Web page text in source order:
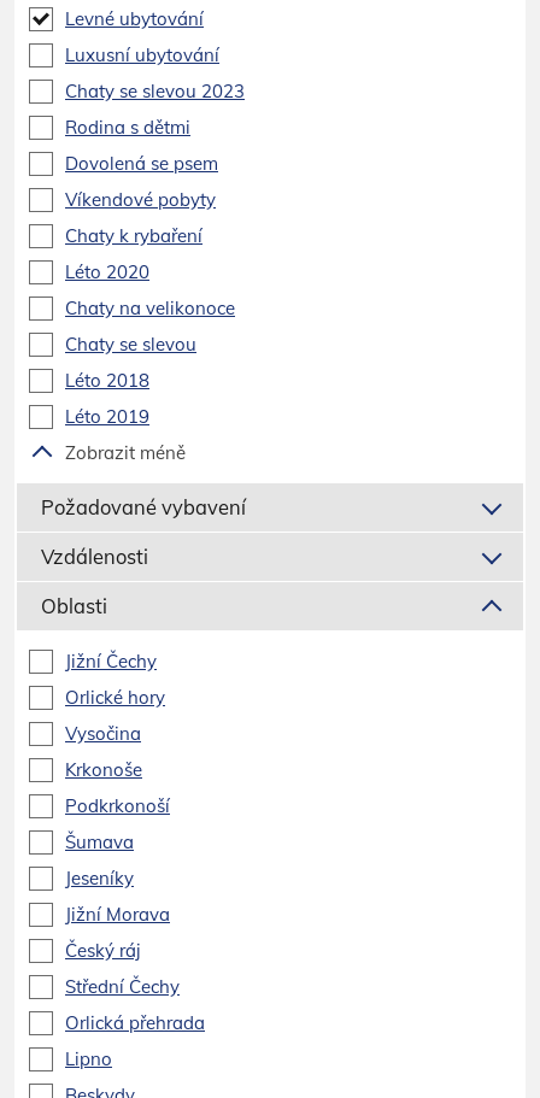
Levné ubytování
Luxusní ubytování
Chaty se slevou 2023
Rodina s dětmi
Dovolená se psem
Víkendové pobyty
Chaty k rybaření
Léto 2020
Chaty na velikonoce
Chaty se slevou
Léto 2018
Léto 2019
Zobrazit méně
Požadované vybavení
Vzdálenosti
Oblasti
Jižní Čechy
Orlické hory
Vysočina
Krkonoše
Podkrkonoší
Šumava
Jeseníky
Jižní Morava
Český ráj
Střední Čechy
Orlická přehrada
Lipno